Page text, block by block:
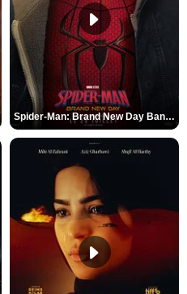
Spider-Man: Brand New Day Bande-annonce VO STFR